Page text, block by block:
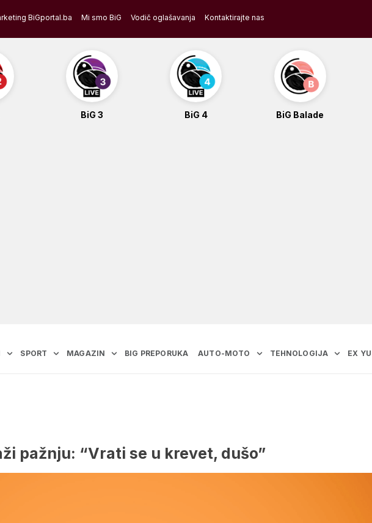
BiGportal.ba Mi smo BiG Vodič oglašavanja Kontaktirajte nas
BiG 3 BiG 4 BiG Balade
SPORT MAGAZIN BIG PREPORUKA AUTO-MOTO TEHNOLOGIJA EX YU
pažnju: “Vrati se u krevet, dušo”